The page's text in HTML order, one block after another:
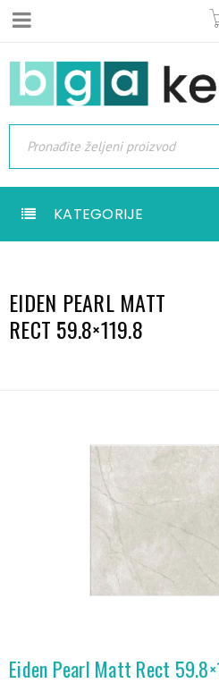
KATEGORIJE
EIDEN PEARL MATT
RECT 59.8×119.8
Eiden Pearl Matt Rect